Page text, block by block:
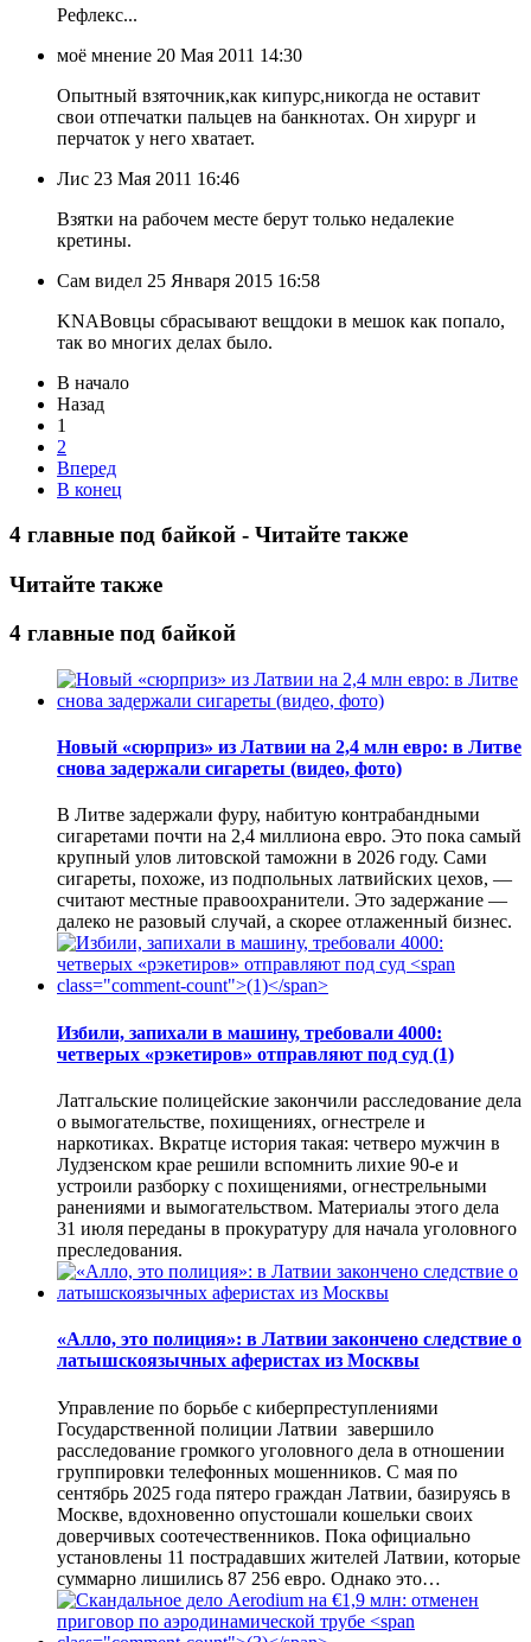
Рефлекс...
моё мнение 20 Мая 2011 14:30
Опытный взяточник,как кипурс,никогда не оставит
свои отпечатки пальцев на банкнотах. Он хирург и
перчаток у него хватает.
Лис 23 Мая 2011 16:46
Взятки на рабочем месте берут только недалекие
кретины.
Сам видел 25 Января 2015 16:58
KNABовцы сбрасывают вещдоки в мешок как попало,
так во многих делах было.
В начало
Назад
1
2
Вперед
В конец
4 главные под байкой - Читайте также
Читайте также
4 главные под байкой
Новый «сюрприз» из Латвии на 2,4 млн евро: в Литве
снова задержали сигареты (видео, фото)
В Литве задержали фуру, набитую контрабандными
сигаретами почти на 2,4 миллиона евро. Это пока самый
крупный улов литовской таможни в 2026 году. Сами
сигареты, похоже, из подпольных латвийских цехов, —
считают местные правоохранители. Это задержание —
далеко не разовый случай, а скорее отлаженный бизнес.
Избили, запихали в машину, требовали 4000:
четверых «рэкетиров» отправляют под суд (1)
Латгальские полицейские закончили расследование дела
о вымогательстве, похищениях, огнестреле и
наркотиках. Вкратце история такая: четверо мужчин в
Лудзенском крае решили вспомнить лихие 90-е и
устроили разборку с похищениями, огнестрельными
ранениями и вымогательством. Материалы этого дела
31 июля переданы в прокуратуру для начала уголовного
преследования.
«Алло, это полиция»: в Латвии закончено следствие о
латышскоязычных аферистах из Москвы
Управление по борьбе с киберпреступлениями
Государственной полиции Латвии завершило
расследование громкого уголовного дела в отношении
группировки телефонных мошенников. С мая по
сентябрь 2025 года пятеро граждан Латвии, базируясь в
Москве, вдохновенно опустошали кошельки своих
доверчивых соотечественников. Пока официально
установлены 11 пострадавших жителей Латвии, которые
суммарно лишились 87 256 евро. Однако это…